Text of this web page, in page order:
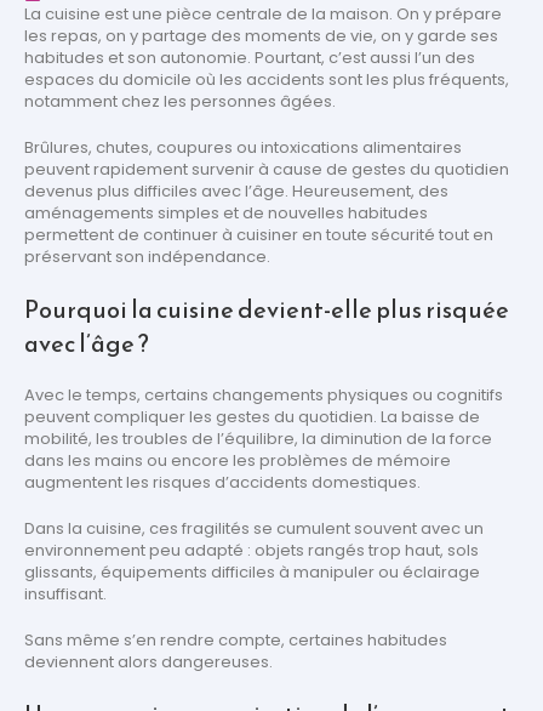
La cuisine est une pièce centrale de la maison. On y prépare
les repas, on y partage des moments de vie, on y garde ses
habitudes et son autonomie. Pourtant, c’est aussi l’un des
espaces du domicile où les accidents sont les plus fréquents,
notamment chez les personnes âgées.
Brûlures, chutes, coupures ou intoxications alimentaires
peuvent rapidement survenir à cause de gestes du quotidien
devenus plus difficiles avec l’âge. Heureusement, des
aménagements simples et de nouvelles habitudes
permettent de continuer à cuisiner en toute sécurité tout en
préservant son indépendance.
Pourquoi la cuisine devient-elle plus risquée
avec l’âge ?
Avec le temps, certains changements physiques ou cognitifs
peuvent compliquer les gestes du quotidien. La baisse de
mobilité, les troubles de l’équilibre, la diminution de la force
dans les mains ou encore les problèmes de mémoire
augmentent les risques d’accidents domestiques.
Dans la cuisine, ces fragilités se cumulent souvent avec un
environnement peu adapté : objets rangés trop haut, sols
glissants, équipements difficiles à manipuler ou éclairage
insuffisant.
Sans même s’en rendre compte, certaines habitudes
deviennent alors dangereuses.